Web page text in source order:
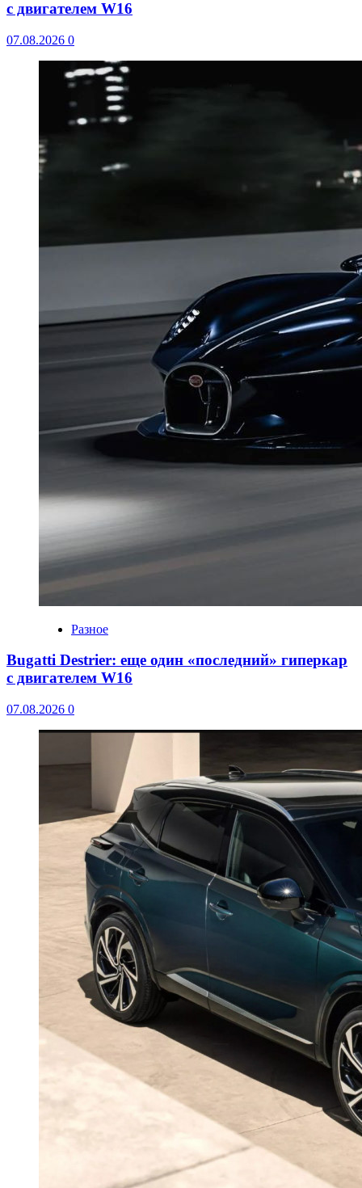
с двигателем W16
07.08.2026 0
Разное
Bugatti Destrier: еще один «последний» гиперкар
с двигателем W16
07.08.2026 0